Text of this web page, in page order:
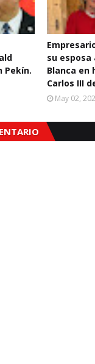
Pekín.
su esposa
Blanca en
Carlos III
May 02,